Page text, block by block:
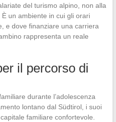
del turismo alpino, non alla
un ambiente in cui gli orari
e dove finanziare una carriera
rappresenta un reale
il percorso di
durante l’adolescenza
lontano dal Südtirol, i suoi
familiare confortevole.